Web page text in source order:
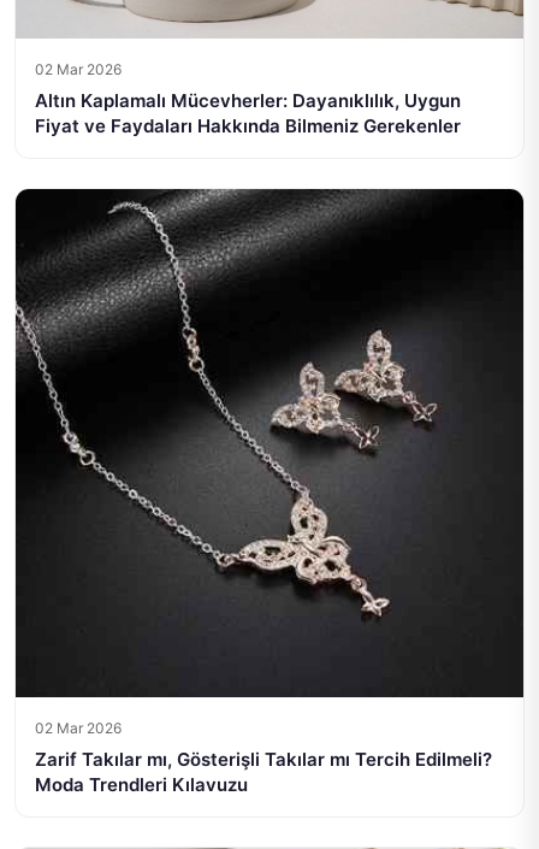
02 Mar 2026
Altın Kaplamalı Mücevherler: Dayanıklılık, Uygun
Fiyat ve Faydaları Hakkında Bilmeniz Gerekenler
02 Mar 2026
Zarif Takılar mı, Gösterişli Takılar mı Tercih Edilmeli?
Moda Trendleri Kılavuzu